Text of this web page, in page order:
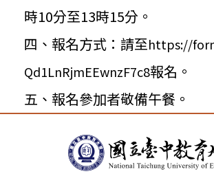
時10分至13時15分。
四、報名方式：請至https://
Qd1LnRjmEEwnzF7c8報名。
五、報名參加者敬備午餐。